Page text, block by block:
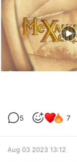
5 7
Aug 03 2023 13:12